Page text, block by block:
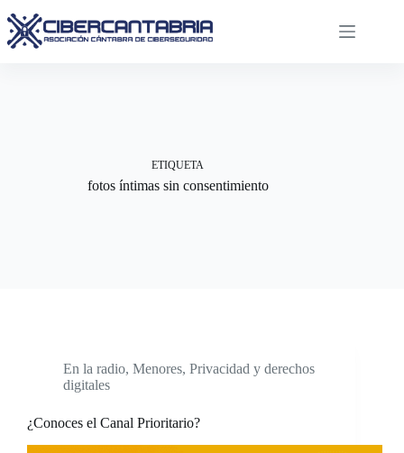
al
contenido
ETIQUETA
fotos íntimas sin consentimiento
En la radio, Menores, Privacidad y derechos
digitales
¿Conoces el Canal Prioritario?